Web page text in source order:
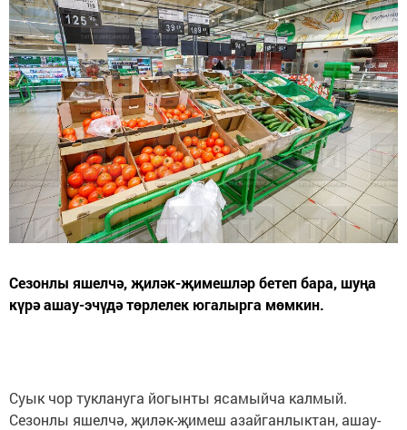
Сезонлы яшелчә, җиләк-җимешләр бетеп бара, шуңа
күрә ашау-эчүдә төрлелек югалырга мөмкин.
Суык чор туклануга йогынты ясамыйча калмый.
Сезонлы яшелчә, җиләк-җимеш азайганлыктан, ашау-